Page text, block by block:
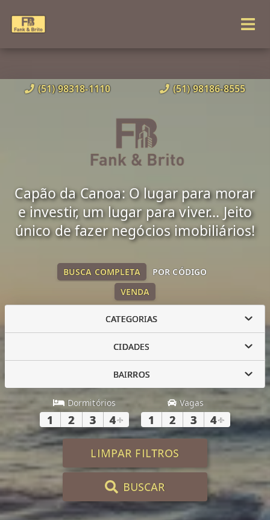
(51) 98318-1110 (51) 98186-8555
Capão da Canoa: O lugar para morar
e investir, um lugar para viver... Jeito
único de fazer negócios imobiliários!
VENDA
BUSCA COMPLETA POR CÓDIGO
CATEGORIAS
CIDADES
BAIRROS
Dormitórios
1 2 3 4+
Vagas
1 2 3 4+
LIMPAR FILTROS
BUSCAR